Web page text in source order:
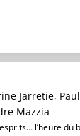
Jarretie,
Mazzia
l’heure du